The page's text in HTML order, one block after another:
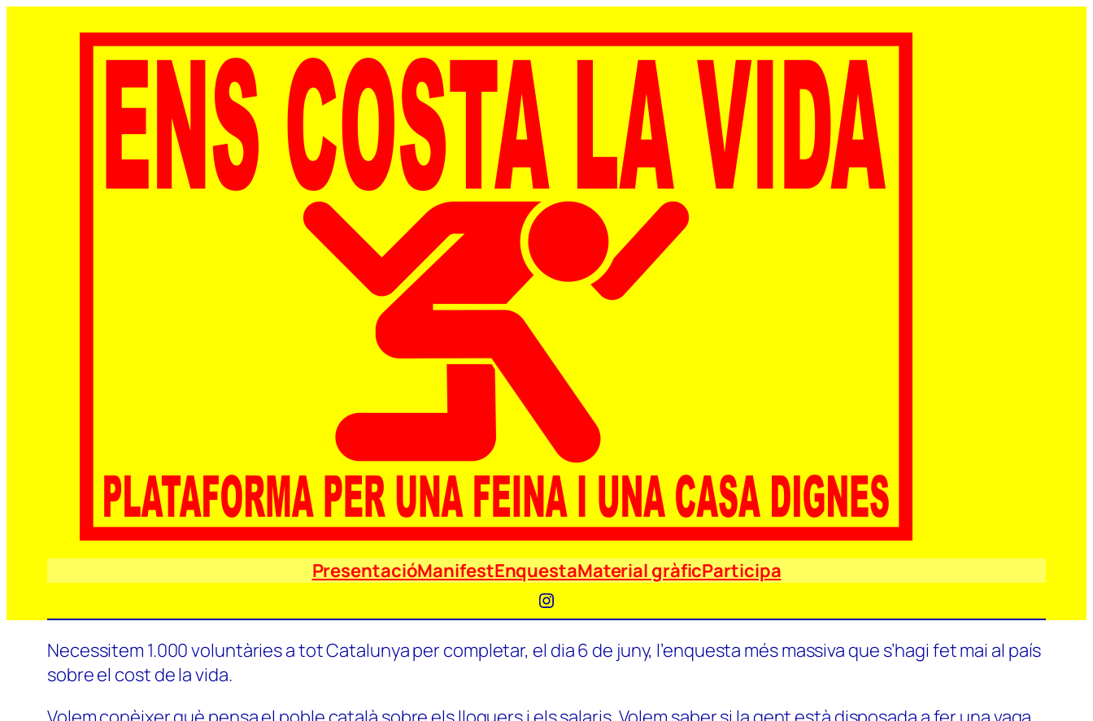
PresentacióManifestEnquestaMaterial gràficParticipa
Instagram
Necessitem 1.000 voluntàries a tot Catalunya per completar, el dia 6 de juny, l’enquesta més massiva que s’hagi fet mai al país
sobre el cost de la vida.